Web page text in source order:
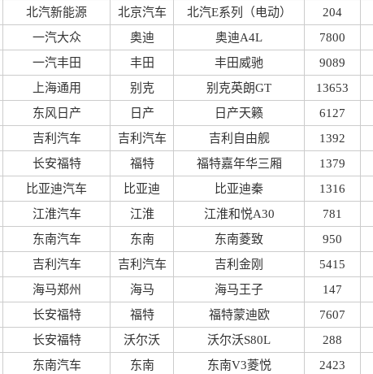
北汽新能源 北京汽车 北汽E系列（电动） 204
一汽大众 奥迪 奥迪A4L 7800
一汽丰田 丰田 丰田威驰 9089
上海通用 别克 别克英朗GT 13653
东风日产 日产 日产天籁 6127
吉利汽车 吉利汽车 吉利自由舰 1392
长安福特 福特 福特嘉年华三厢 1379
比亚迪汽车 比亚迪 比亚迪秦 1316
江淮汽车 江淮 江淮和悦A30 781
东南汽车 东南 东南菱致 950
吉利汽车 吉利汽车 吉利金刚 5415
海马郑州 海马 海马王子 147
长安福特 福特 福特蒙迪欧 7607
长安福特 沃尔沃 沃尔沃S80L 288
东南汽车 东南 东南V3菱悦 2423